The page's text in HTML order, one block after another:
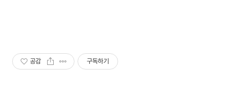
공감 구독하기